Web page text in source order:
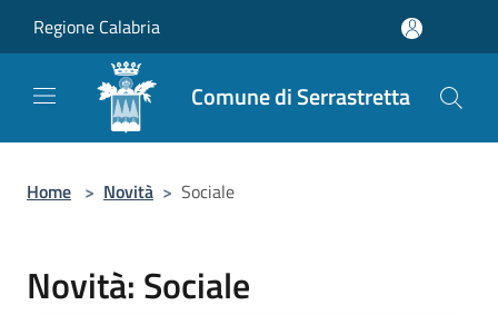
Regione Calabria
Comune di Serrastretta
Home > Novità > Sociale
Novità: Sociale